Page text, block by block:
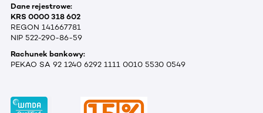
Dane rejestrowe:
KRS 0000 318 602
REGON 141667781
NIP 522-290-86-59
Rachunek bankowy:
PEKAO SA 92 1240 6292 1111 0010 5530 0549